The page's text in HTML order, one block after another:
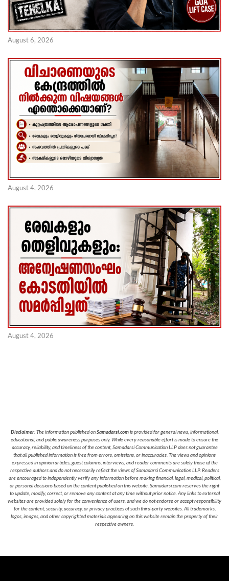
August 6, 2026
August 4, 2026
August 4, 2026
Disclaimer: The information published onSamadarsi.comis provided for general news, informational,
educational, and public awareness purposes only. While every reasonable effort is made to ensure the
accuracy, reliability, and timeliness of the content, Samadarsi Communication LLP does not guarantee
that all published information is free from errors, omissions, or inaccuracies. The views and opinions
expressed in opinion articles, guest columns, interviews, and reader comments are solely those of the
respective authors and do not necessarily reflect the views of Samadarsi Communication LLP. Readers
are encouraged to independently verify any information before making financial, legal, medical, political,
or personal decisions based on the content published on this website. Samadarsi.com reserves the right
to update, modify, correct, or remove any content at any time without prior notice. Any links to external
websites are provided solely for the convenience of users, and we do not endorse or accept responsibility
for the content, security, accuracy, or privacy practices of such third-party websites. All trademarks,
logos, images, and other copyrighted materials appearing on this website remain the property of their
respective owners.